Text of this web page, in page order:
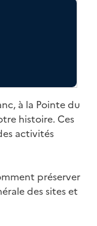
à la Pointe du
histoire. Ces
activités
préserver
des sites et